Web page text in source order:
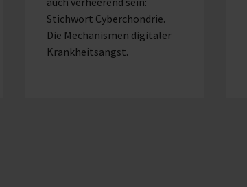
Stichwort Cyberchondrie.
Die Mechanismen digitaler
Krankheitsangst.